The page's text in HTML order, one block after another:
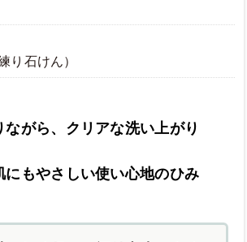
り石けん）
ながら、クリアな洗い上がり
にもやさしい使い心地のひみ